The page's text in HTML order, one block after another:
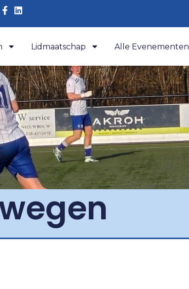
Lidmaatschap Alle Evenementen